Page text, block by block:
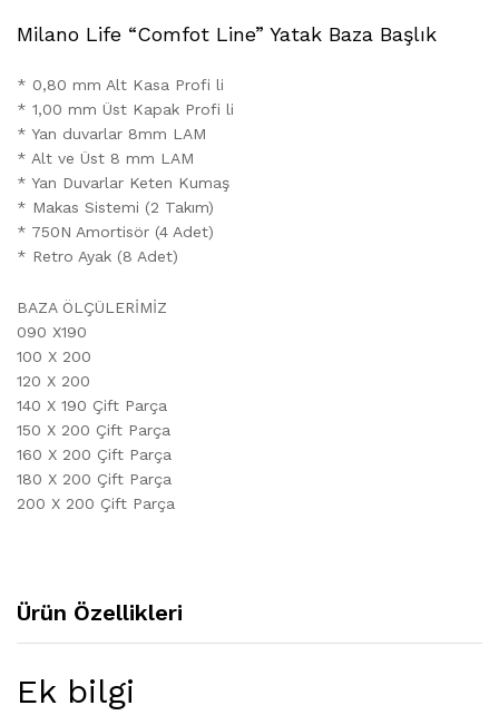
Milano Life “Comfot Line” Yatak Baza Başlık
* 0,80 mm Alt Kasa Profi li
* 1,00 mm Üst Kapak Profi li
* Yan duvarlar 8mm LAM
* Alt ve Üst 8 mm LAM
* Yan Duvarlar Keten Kumaş
* Makas Sistemi (2 Takım)
* 750N Amortisör (4 Adet)
* Retro Ayak (8 Adet)
BAZA ÖLÇÜLERİMİZ
090 X190
100 X 200
120 X 200
140 X 190 Çift Parça
150 X 200 Çift Parça
160 X 200 Çift Parça
180 X 200 Çift Parça
200 X 200 Çift Parça
Ürün Özellikleri
Ek bilgi